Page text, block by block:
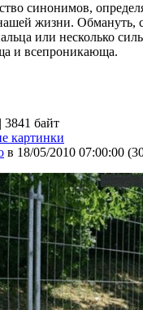
синонимов,
жизни. Обмануть,
или несколько
и всепроникающа.
| 3841 байт
картинки
в 18/05/2010 07:00:00 (